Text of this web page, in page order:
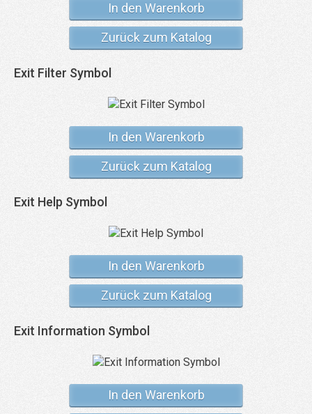
In den Warenkorb
Zurück zum Katalog
Exit Filter Symbol
In den Warenkorb
Zurück zum Katalog
Exit Help Symbol
In den Warenkorb
Zurück zum Katalog
Exit Information Symbol
In den Warenkorb